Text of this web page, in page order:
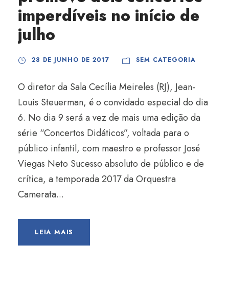
imperdíveis no início de
julho
28 DE JUNHO DE 2017 SEM CATEGORIA
O diretor da Sala Cecília Meireles (RJ), Jean-
Louis Steuerman, é o convidado especial do dia
6. No dia 9 será a vez de mais uma edição da
série “Concertos Didáticos”, voltada para o
público infantil, com maestro e professor José
Viegas Neto Sucesso absoluto de público e de
crítica, a temporada 2017 da Orquestra
Camerata...
LEIA MAIS